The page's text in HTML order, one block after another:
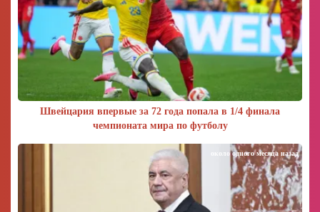
Швейцария впервые за 72 года попала в 1/4 финала
чемпионата мира по футболу
около одного месяца назад